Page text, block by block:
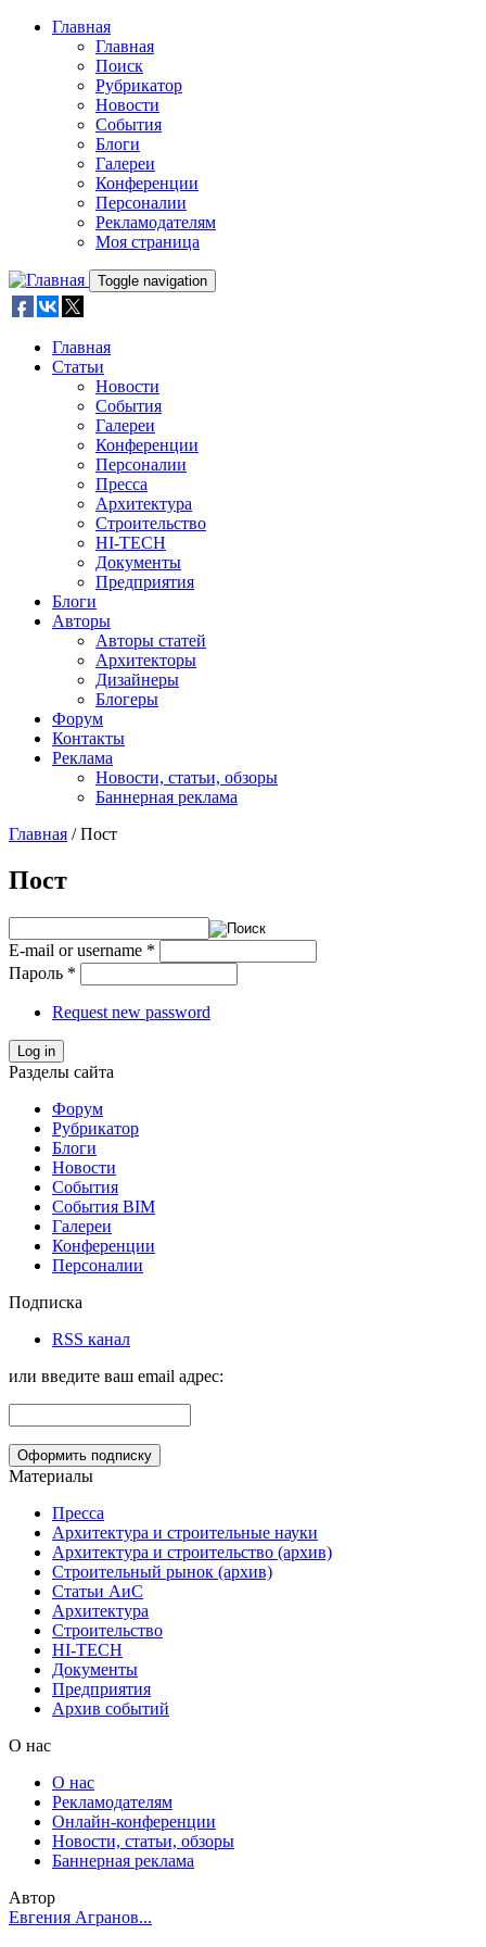
Skip to main content
Главная
Главная
Поиск
Рубрикатор
Новости
События
Блоги
Галереи
Конференции
Персоналии
Рекламодателям
Моя страница
Toggle navigation
Главная
Статьи
Новости
События
Галереи
Конференции
Персоналии
Пресса
Архитектура
Строительство
HI-TECH
Документы
Предприятия
Блоги
Авторы
Авторы статей
Архитекторы
Дизайнеры
Блогеры
Форум
Контакты
Реклама
Новости, статьи, обзоры
Баннерная реклама
Главная / Пост
Пост
E-mail or username *
Пароль *
Request new password
Log in
Разделы сайта
Форум
Рубрикатор
Блоги
Новости
События
События BIM
Галереи
Конференции
Персоналии
Подписка
RSS канал
или введите ваш email адрес:
Материалы
Пресса
Архитектура и строительные науки
Архитектура и строительство (архив)
Строительный рынок (архив)
Статьи АиС
Архитектура
Строительство
HI-TECH
Документы
Предприятия
Архив событий
О нас
О нас
Рекламодателям
Онлайн-конференции
Новости, статьи, обзоры
Баннерная реклама
Автор
Евгения Агранов...